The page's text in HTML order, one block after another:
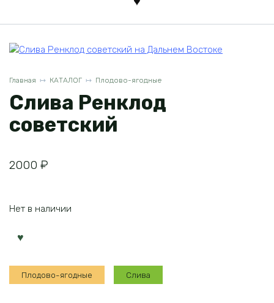
Главная КАТАЛОГ Плодово-ягодные
Слива Ренклод
советский
2000 ₽
Нет в наличии
Плодово-ягодные Слива